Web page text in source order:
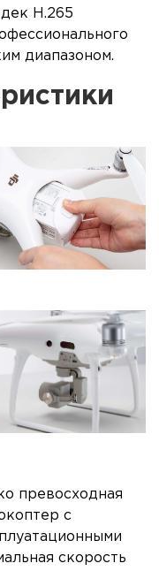
H.265
диапазоном.
превосходная
с
скорость